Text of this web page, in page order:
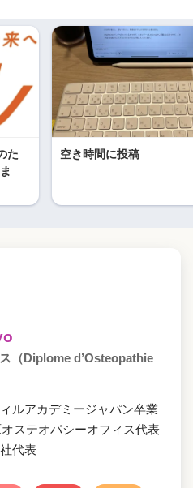
た
空き時間に投稿
（Diplome d’Osteopathie
ルアカデミージャパン卒業
ステオパシーオフィス代表
代表